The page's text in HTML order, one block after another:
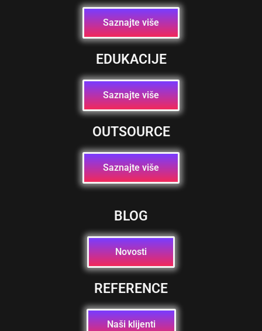
Saznajte više
EDUKACIJE
Saznajte više
OUTSOURCE
Saznajte više
BLOG
Novosti
REFERENCE
Naši klijenti